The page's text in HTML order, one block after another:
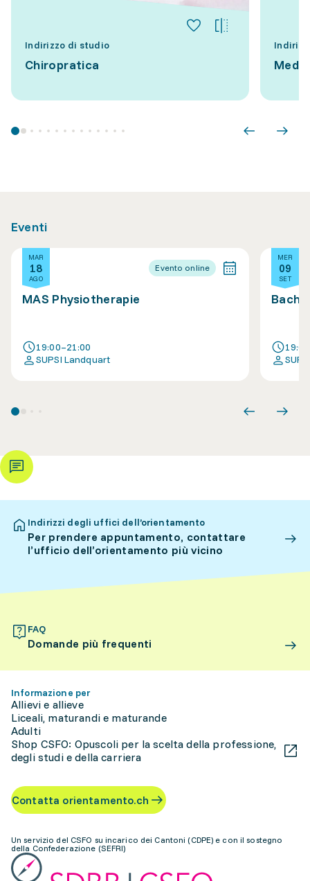
Indirizzo di studio
Chiropratica
Eventi
MAR
18
AGO
Evento online
MAS Physiotherapie
19:00–21:00
SUPSI Landquart
MER
09
SET
Indirizzi degli uffici dell’orientamento
Per prendere appuntamento, contattare
l’ufficio dell’orientamento più vicino
FAQ
Domande più frequenti
Informazione per
Allievi e allieve
Liceali, maturandi e maturande
Adulti
Shop CSFO: Opuscoli per la scelta della professione,
degli studi e della carriera
Contatta orientamento.ch
Un servizio del CSFO su incarico dei Cantoni (CDPE) e con il sostegno
della Confederazione (SEFRI)